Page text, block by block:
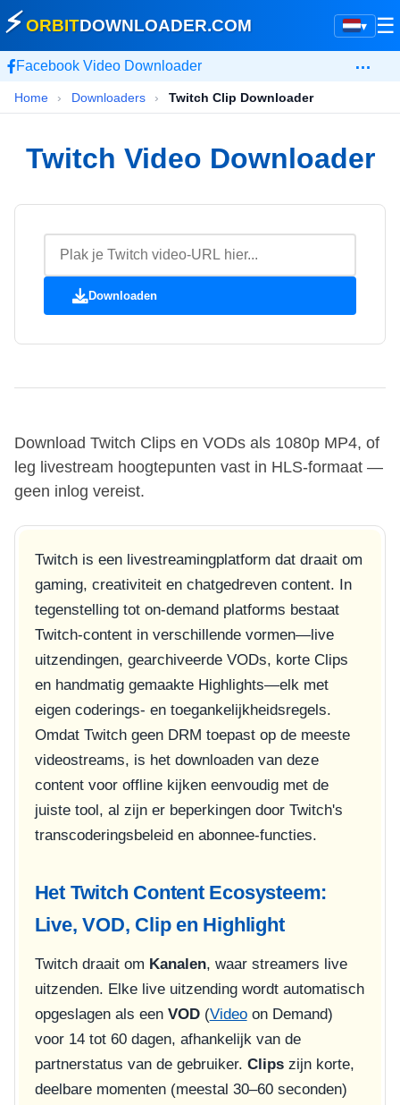
▾
⚡ORBITDOWNLOADER.COM ☰
Facebook Video Downloader …
Home › Downloaders › Twitch Clip Downloader
Twitch Video Downloader
Downloaden
Download Twitch Clips en VODs als 1080p MP4, of
leg livestream hoogtepunten vast in HLS-formaat —
geen inlog vereist.
Twitch is een livestreamingplatform dat draait om
gaming, creativiteit en chatgedreven content. In
tegenstelling tot on-demand platforms bestaat
Twitch-content in verschillende vormen—live
uitzendingen, gearchiveerde VODs, korte Clips
en handmatig gemaakte Highlights—elk met
eigen coderings- en toegankelijkheidsregels.
Omdat Twitch geen DRM toepast op de meeste
videostreams, is het downloaden van deze
content voor offline kijken eenvoudig met de
juiste tool, al zijn er beperkingen door Twitch's
transcoderingsbeleid en abonnee-functies.
Het Twitch Content Ecosysteem:
Live, VOD, Clip en Highlight
Twitch draait om Kanalen, waar streamers live
uitzenden. Elke live uitzending wordt automatisch
opgeslagen als een VOD(Videoon Demand)
voor 14 tot 60 dagen, afhankelijk van de
partnerstatus van de gebruiker. Clipszijn korte,
deelbare momenten (meestal 30–60 seconden)